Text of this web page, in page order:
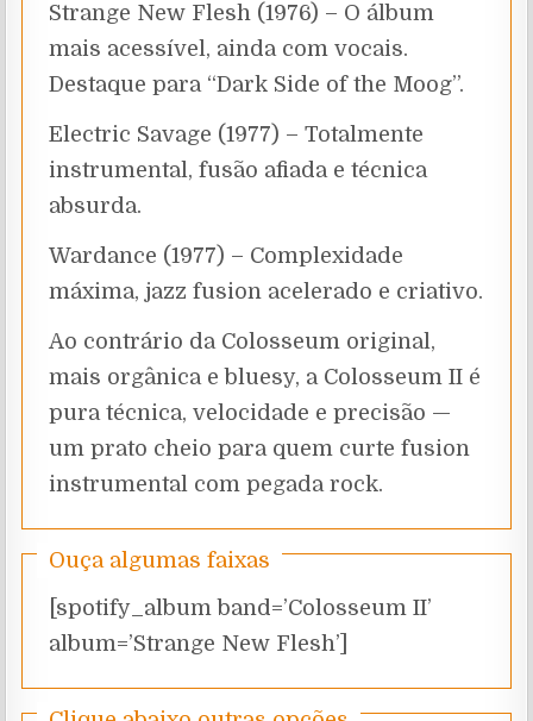
Strange New Flesh (1976) – O álbum
mais acessível, ainda com vocais.
Destaque para “Dark Side of the Moog”.
Electric Savage (1977) – Totalmente
instrumental, fusão afiada e técnica
absurda.
Wardance (1977) – Complexidade
máxima, jazz fusion acelerado e criativo.
Ao contrário da Colosseum original,
mais orgânica e bluesy, a Colosseum II é
pura técnica, velocidade e precisão —
um prato cheio para quem curte fusion
instrumental com pegada rock.
Ouça algumas faixas
[spotify_album band=’Colosseum II’
album=’Strange New Flesh’]